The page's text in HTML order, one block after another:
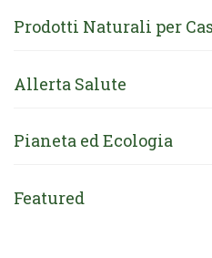
Prodotti Naturali per
Allerta Salute
Pianeta ed Ecologia
Featured